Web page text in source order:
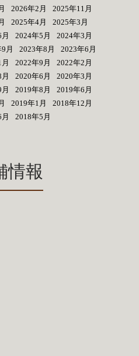
2026年2月
2025年11月
2025年4月
2025年3月
2024年5月
2024年3月
月 2023年8月
2023年6月
2022年9月
2022年2月
2020年6月
2020年3月
2019年8月
2019年6月
2019年1月
2018年12月
2018年5月
情報